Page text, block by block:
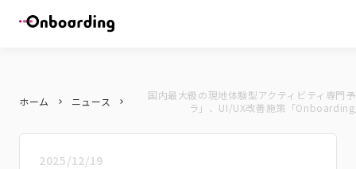
ホーム keyboard_arrow_right ニュース keyboard_arrow_right
国内最大級の現地体験型アクティビティ専門
ラ」、UI/UX改善施策「
2025/12/19